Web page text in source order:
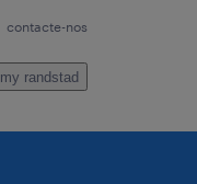
contacte-nos
my randstad